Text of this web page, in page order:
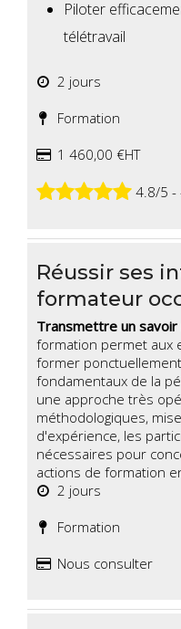
Piloter
télétravail
2 jours
Formation
1 460,00 €HT
4.8/5 -
Réussir ses
formateur
Transmettre un
formation permet aux
former
fondamentaux de la
une approche très
méthodologiques,
d'expérience, les
nécessaires pour
actions de formation
2 jours
Formation
Nous consulter